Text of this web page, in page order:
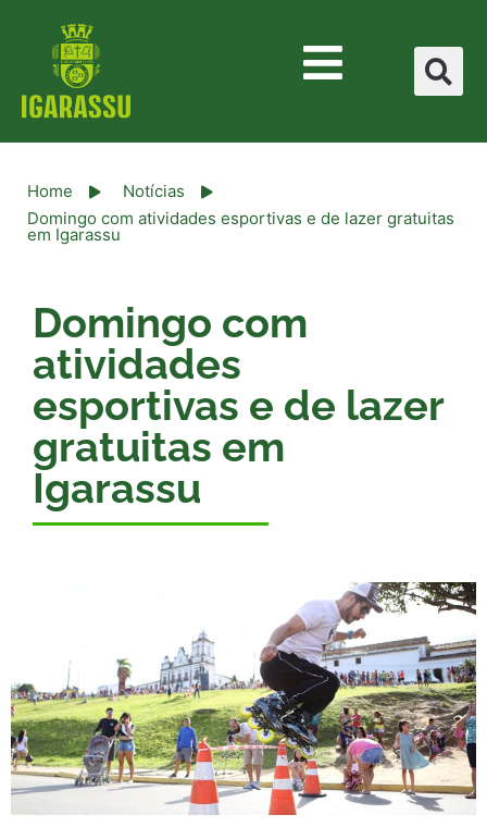
Home
Notícias
Domingo com atividades esportivas e de lazer gratuitas
em Igarassu
Domingo com
atividades
esportivas e de lazer
gratuitas em
Igarassu